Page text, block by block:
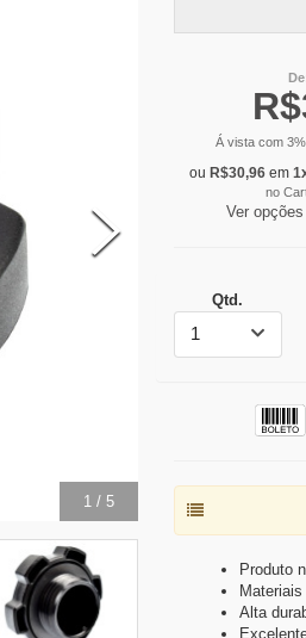
2/ 5
R$
Á vista com3
ou R$30,96em 1
no
Ver
Qtd.
1
Produto
Alta